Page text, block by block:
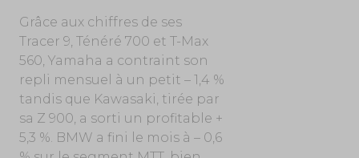
Grâce aux chiffres de ses
Tracer 9, Ténéré 700 et T-Max
560, Yamaha a contraint son
repli mensuel à un petit – 1,4 %
tandis que Kawasaki, tirée par
sa Z 900, a sorti un profitable +
5,3 %. BMW a fini le mois à – 0,6